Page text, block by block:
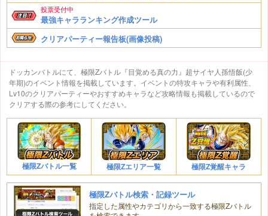
投票受付中
最強キャラランキング作成ツール
クリアパーティー報告板(画像投稿)
ドッカンバトルにて、極限Zバトル『目覚める真の力』超サイヤ人孫悟飯(少
年期)のイベント情報を掲載しています。イベントの特攻キャラや有利属性、
Lv10のクリアパーティーやおすすめキャラなど攻略情報も掲載しているので
クリアする際の参考にしてください。
極限Zバトル一覧 極限Zエリア一覧 極限Z覚醒キャラ
極限Zバトル検索・記録ツール
指定した属性やカテゴリから一致する極限Zバトル